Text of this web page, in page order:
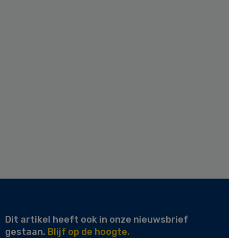
Dit artikel heeft ook in onze nieuwsbrief
gestaan. Blijf op de hoogte.